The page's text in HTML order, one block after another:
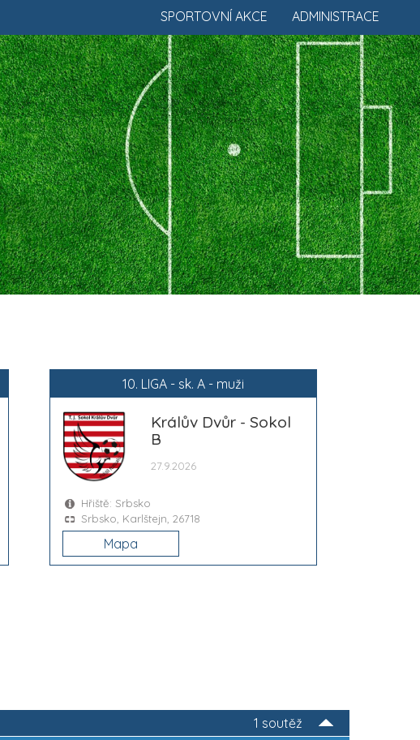
ADMINISTRACE
SPORTOVNÍ AKCE
10. LIGA - sk. A - muži
Králův Dvůr - Sokol
B
27.9.2026
Hřiště: Srbsko
Srbsko, Karlštejn, 26718
Mapa
1 soutěž